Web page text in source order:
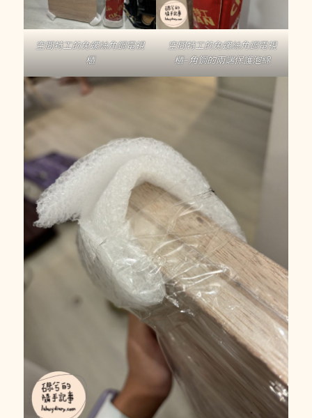
空間特工的免螺絲角鋼電視
櫃
空間特工的免螺絲角鋼電視
櫃-角鋼的兩端保護泡綿